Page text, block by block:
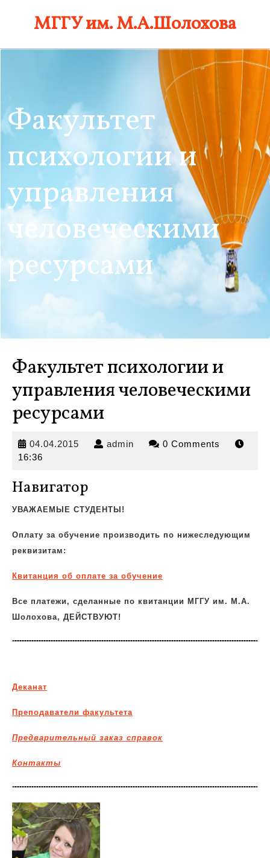
МГГУ им. М.А.Шолохова
Факультет
психологии и
управления
человеческими
ресурсами
Факультет психологии и
управления человеческими
ресурсами
04.04.2015 04.04.2015
admin admin 0 Comments
16:36
Навигатор
УВАЖАЕМЫЕ СТУДЕНТЫ!
Оплату за обучение производить по нижеследующим
реквизитам:
Квитанция об оплате за обучение
Все платежи, сделанные по квитанции МГГУ им. М.А.
Шолохова, ДЕЙСТВУЮТ!
Деканат
Преподаватели факультета
Предварительный заказ справок
Контакты